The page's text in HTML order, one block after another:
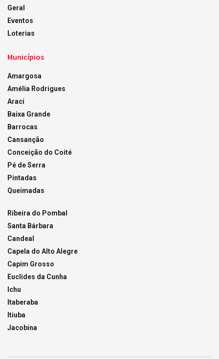
Geral
Eventos
Loterias
Municípios
Amargosa
Amélia Rodrigues
Araci
Baixa Grande
Barrocas
Cansanção
Conceição do Coité
Pé de Serra
Pintadas
Queimadas
Ribeira do Pombal
Santa Bárbara
Candeal
Capela do Alto Alegre
Capim Grosso
Euclides da Cunha
Ichu
Itaberaba
Itiuba
Jacobina